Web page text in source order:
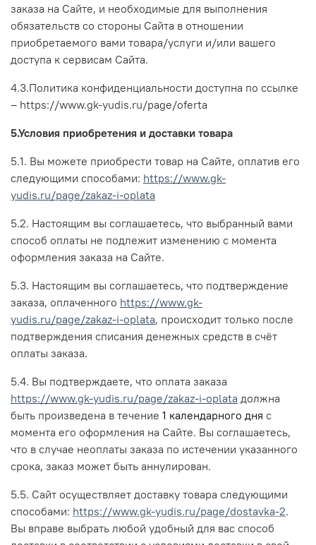
заказа на Сайте, и необходимые для выполнения
обязательств со стороны Сайта в отношении
приобретаемого вами товара/услуги и/или вашего
доступа к сервисам Сайта.
4.3.Политика конфиденциальности доступна по ссылке
– https://www.gk-yudis.ru/page/oferta
5.Условия приобретения и доставки товара
5.1. Вы можете приобрести товар на Сайте, оплатив его
следующими способами: https://www.gk-
yudis.ru/page/zakaz-i-oplata
5.2. Настоящим вы соглашаетесь, что выбранный вами
способ оплаты не подлежит изменению с момента
оформления заказа на Сайте.
5.3. Настоящим вы соглашаетесь, что подтверждение
заказа, оплаченного https://www.gk-
yudis.ru/page/zakaz-i-oplata, происходит только после
подтверждения списания денежных средств в счёт
оплаты заказа.
5.4. Вы подтверждаете, что оплата заказа
https://www.gk-yudis.ru/page/zakaz-i-oplata должна
быть произведена в течение 1 календарного дня с
момента его оформления на Сайте. Вы соглашаетесь,
что в случае неоплаты заказа по истечении указанного
срока, заказ может быть аннулирован.
5.5. Сайт осуществляет доставку товара следующими
способами: https://www.gk-yudis.ru/page/dostavka-2.
Вы вправе выбрать любой удобный для вас способ